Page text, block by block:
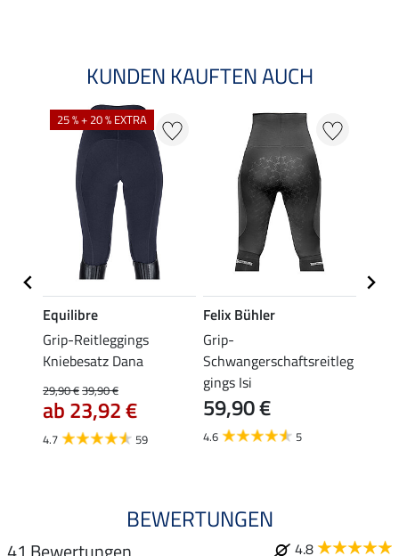
KUNDEN KAUFTEN AUCH
25 % + 20 % EXTRA
Equilibre
Grip-Reitleggings
Kniebesatz Dana
29,90 €39,90 €
ab 23,92 €
4.7 59
Felix Bühler
Grip-
Schwangerschaftsreitleg
gings Isi
59,90 €
4.6 5
BEWERTUNGEN
4.8